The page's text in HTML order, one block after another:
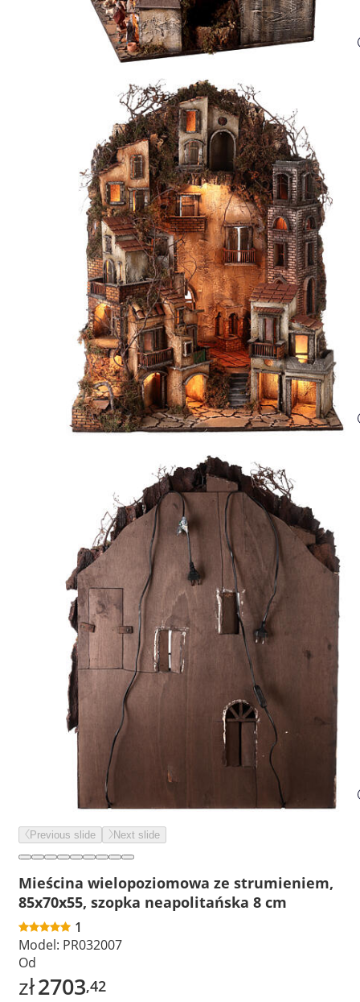
Previous slide Next slide
Mieścina wielopoziomowa ze strumieniem,
85x70x55, szopka neapolitańska 8 cm
1
Model: PR032007
Od
zł2703,42